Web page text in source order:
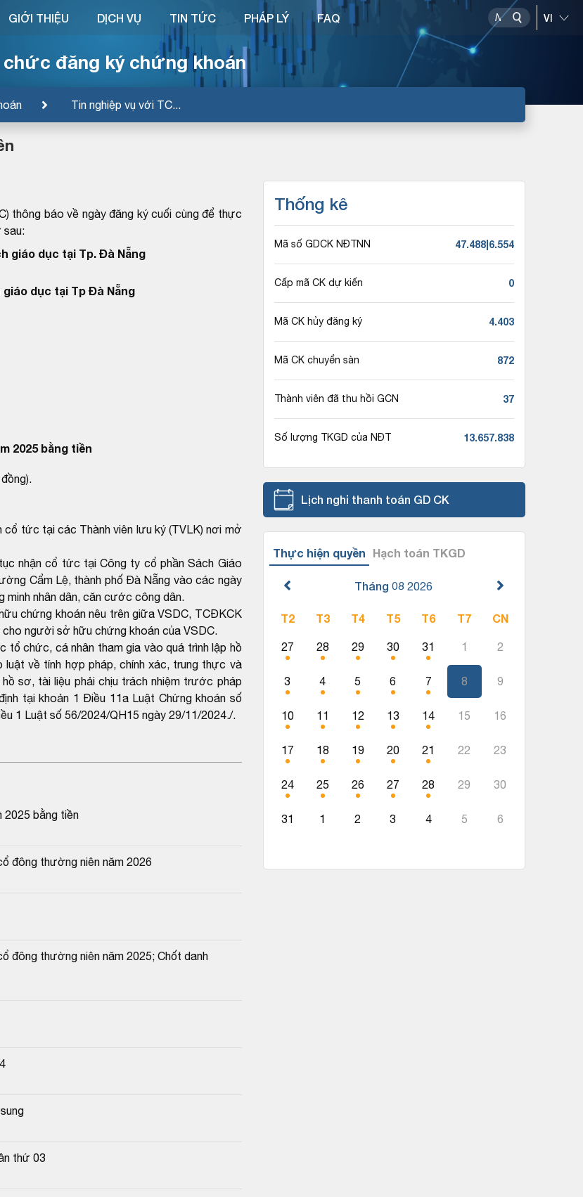
chức đăng ký chứng khoán
Tin nghiệp vụ với TC...
GIỚI THIỆU DỊCH VỤ TIN TỨC PHÁP LÝ FAQ
thông báo về ngày đăng ký cuối cùng để thực
sau:
giáo dục tại Tp. Đà Nẵng
giáo dục tại Tp Đà Nẵng
2025 bằng tiền
tức tại các Thành viên lưu ký (TVLK) nơi mở
nhận cổ tức tại Công ty cổ phần Sách Giáo
Cẩm Lệ, thành phố Đà Nẵng vào các ngày
nhân dân, căn cước công dân.
chứng khoán nêu trên giữa VSDC, TCĐKCK
người sở hữu chứng khoán của VSDC.
tổ chức, cá nhân tham gia vào quá trình lập hồ
về tính hợp pháp, chính xác, trung thực và
sơ, tài liệu phải chịu trách nhiệm trước pháp
tại khoản 1 Điều 11a Luật Chứng khoán số
1 Luật số 56/2024/QH15 ngày 29/11/2024./.
2025 bằng tiền
đông thường niên năm 2026
đông thường niên năm 2025; Chốt danh
thứ 03
Thống kê
Mã số GDCK NĐTNN 47.488|6.554
Cấp mã CK dự kiến 0
Mã CK hủy đăng ký 4.403
Mã CK chuyển sàn 872
Thành viên đã thu hồi GCN 37
Số lượng TKGD của NĐT 13.657.838
Lịch nghỉ thanh toán GD CK
Thực hiện quyền Hạch toán TKGD
Tháng 08 2026
T2 T3 T4 T5 T6 T7 CN
27 28 29 30 31 1 2
3 4 5 6 7 8 9
10 11 12 13 14 15 16
17 18 19 20 21 22 23
24 25 26 27 28 29 30
31 1 2 3 4 5 6